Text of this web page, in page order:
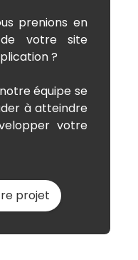
prenions en
votre site
?
équipe se
à atteindre
votre
projet